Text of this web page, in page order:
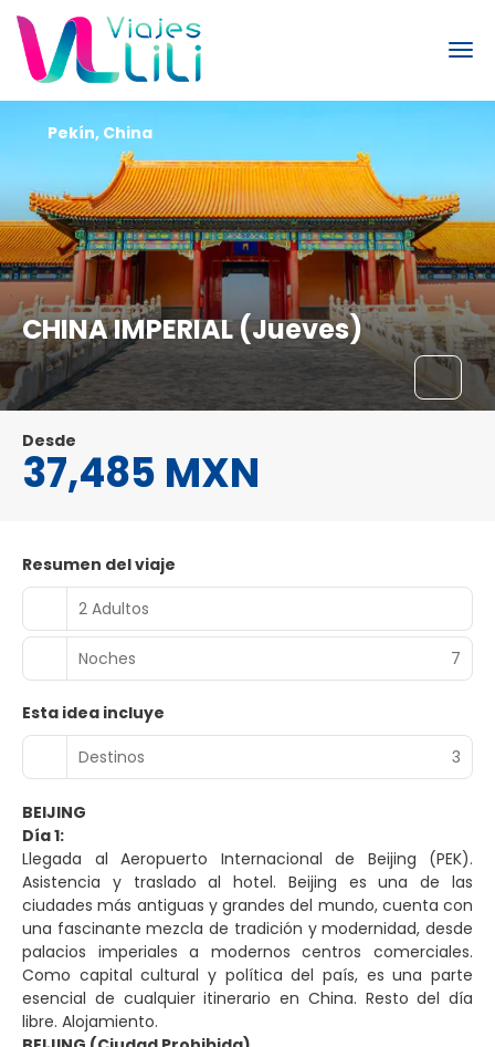
CHINA IMPERIAL (Jueves)
Pekín, China
Desde
37,485 MXN
Resumen del viaje
2 Adultos
Noches 7
Esta idea incluye
Destinos
3
BEIJING
Día 1:
Llegada al Aeropuerto Internacional de Beijing (PEK).
Asistencia y traslado al hotel. Beijing es una de las
ciudades más antiguas y grandes del mundo, cuenta con
una fascinante mezcla de tradición y modernidad, desde
palacios imperiales a modernos centros comerciales.
Como capital cultural y política del país, es una parte
esencial de cualquier itinerario en China. Resto del día
libre. Alojamiento.